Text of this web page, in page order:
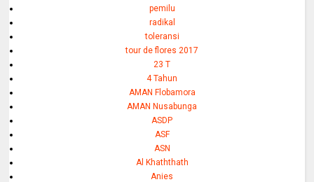
pemilu
radikal
toleransi
tour de flores 2017
23 T
4 Tahun
AMAN Flobamora
AMAN Nusabunga
ASDP
ASF
ASN
Al Khaththath
Anies